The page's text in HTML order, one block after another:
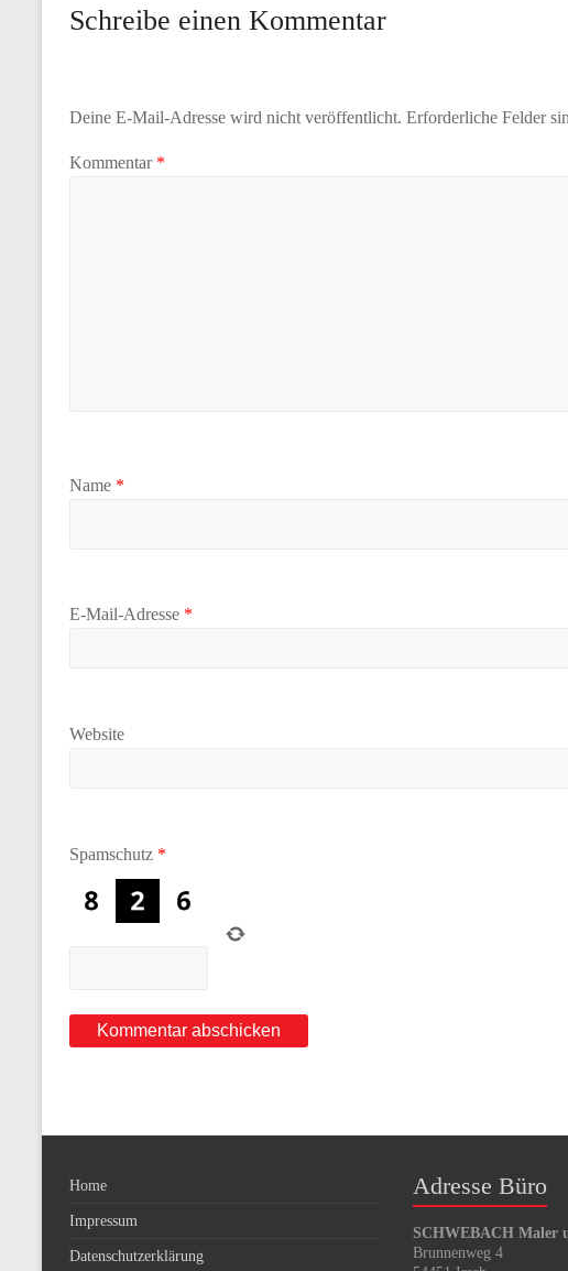
Schreibe einen Kommentar
Deine E-Mail-Adresse wird nicht veröffentlicht. Erforderliche Felder
Kommentar *
Name *
E-Mail-Adresse *
Website
Spamschutz *
Home
Impressum
Datenschutzerklärung
Adresse Büro
SCHWEBACH Maler
Brunnenweg 4